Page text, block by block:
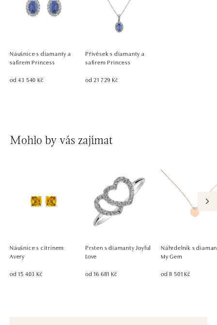
Náušnice s diamanty a
safírem Princess
od 43 540 Kč
Přívěsek s diamanty a
safírem Princess
od 21 729 Kč
Mohlo by vás zajímat
Náušnice s citrínem
Avery
od 15 403 Kč
Prsten s diamanty Joyful
Love
od 16 681 Kč
Náhrdelník s
My Gem
od 8 501 Kč